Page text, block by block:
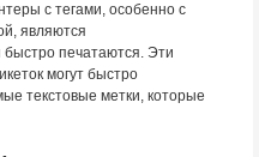
с тегами, особенно с
являются
быстро печатаются. Эти
могут быстро
текстовые метки, которые